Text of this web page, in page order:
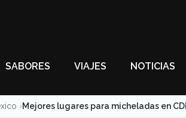
SABORES VIAJES NOTICIAS
Mejores lugares para micheladas en